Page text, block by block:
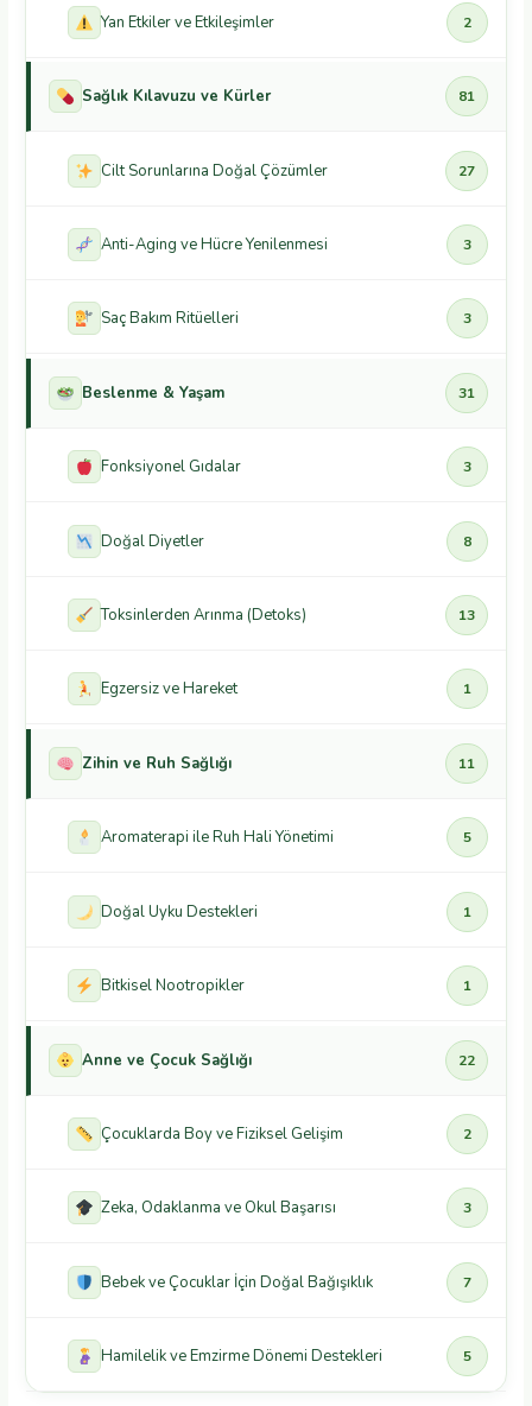
Yan Etkiler ve Etkileşimler 2
Sağlık Kılavuzu ve Kürler 81
Cilt Sorunlarına Doğal Çözümler 27
Anti-Aging ve Hücre Yenilenmesi 3
Saç Bakım Ritüelleri 3
Beslenme & Yaşam 31
Fonksiyonel Gıdalar 3
Doğal Diyetler 8
Toksinlerden Arınma (Detoks) 13
Egzersiz ve Hareket 1
Zihin ve Ruh Sağlığı 11
Aromaterapi ile Ruh Hali Yönetimi 5
Doğal Uyku Destekleri 1
Bitkisel Nootropikler 1
Anne ve Çocuk Sağlığı 22
Çocuklarda Boy ve Fiziksel Gelişim 2
Zeka, Odaklanma ve Okul Başarısı 3
Bebek ve Çocuklar İçin Doğal Bağışıklık 7
Hamilelik ve Emzirme Dönemi Destekleri 5